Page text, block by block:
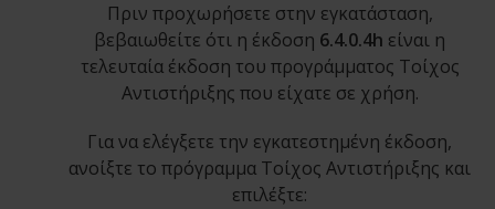
Πριν προχωρήσετε στην εγκατάσταση,
βεβαιωθείτε ότι η έκδοση 6.4.0.4h είναι η
τελευταία έκδοση του προγράμματος Τοίχος
Αντιστήριξης που είχατε σε χρήση.
Για να ελέγξετε την εγκατεστημένη έκδοση,
ανοίξτε το πρόγραμμα Τοίχος Αντιστήριξης και
επιλέξτε: